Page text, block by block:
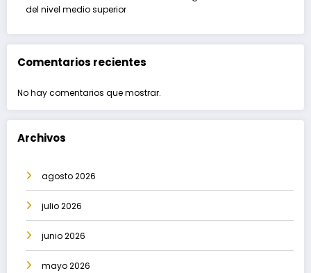
del nivel medio superior
Comentarios recientes
No hay comentarios que mostrar.
Archivos
agosto 2026
julio 2026
junio 2026
mayo 2026